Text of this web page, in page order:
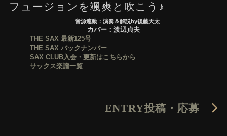
フュージョンを颯爽と吹こう♪
音源連動：演奏＆解説by後藤天太
カバー：渡辺貞夫
THE SAX 最新125号
THE SAX バックナンバー
SAX CLUB入会・更新はこちらから
サックス楽譜一覧
ENTRY投稿・応募